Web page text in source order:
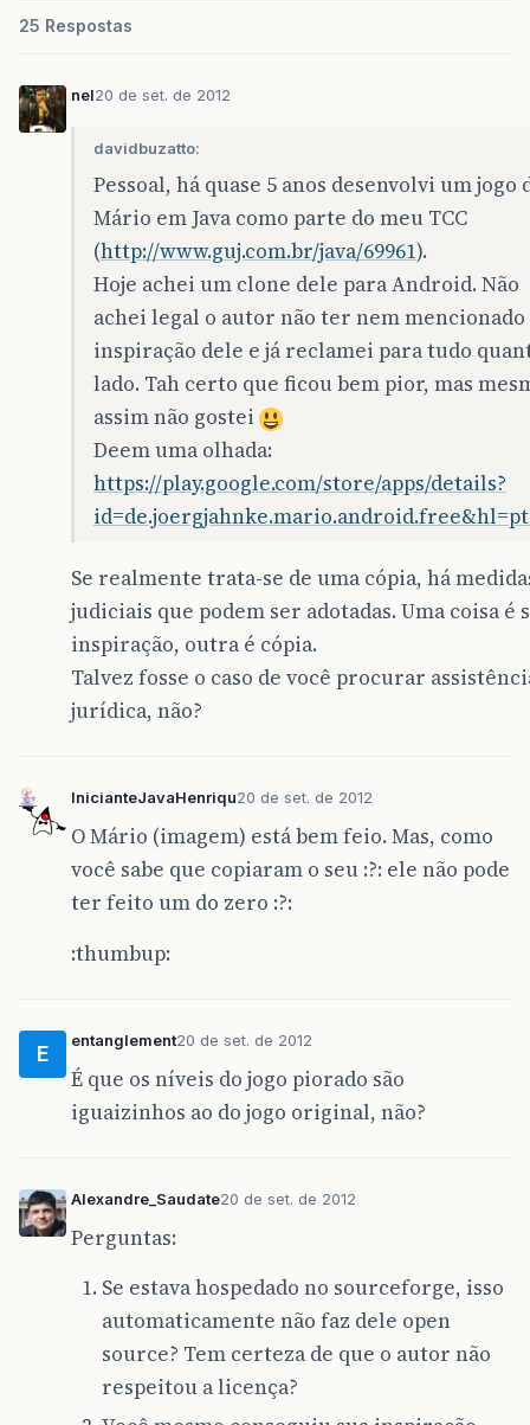
25 Respostas
nel20 de set. de 2012
davidbuzatto:
Pessoal, há quase 5 anos desenvolvi um jogo
Mário em Java como parte do meu TCC
(http://www.guj.com.br/java/69961).
Hoje achei um clone dele para Android. Não
achei legal o autor não ter nem mencionado
inspiração dele e já reclamei para tudo
lado. Tah certo que ficou bem pior, mas
assim não gostei
Deem uma olhada:
https://play.google.com/store/apps/details?
Se realmente trata-se de uma cópia, há
judiciais que podem ser adotadas. Uma coisa é
inspiração, outra é cópia.
Talvez fosse o caso de você procurar
jurídica, não?
InicianteJavaHenriqu20 de set. de 2012
O Mário (imagem) está bem feio. Mas, como
você sabe que copiaram o seu :?: ele não pode
ter feito um do zero :?:
:thumbup:
E
entanglement20 de set. de 2012
É que os níveis do jogo piorado são
iguaizinhos ao do jogo original, não?
Alexandre_Saudate20 de set. de 2012
Perguntas:
Se estava hospedado no sourceforge, isso
automaticamente não faz dele open
source? Tem certeza de que o autor não
respeitou a licença?